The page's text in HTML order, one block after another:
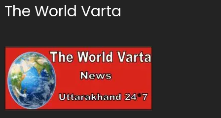
The World Varta